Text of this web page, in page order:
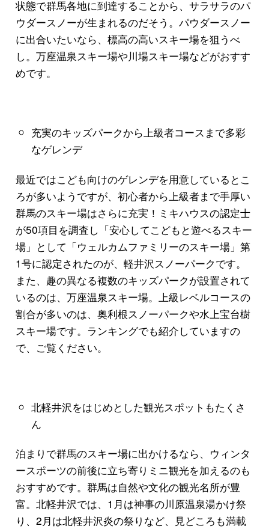
状態で群馬各地に到達することから、サラサラのパ
ウダースノーが生まれるのだそう。パウダースノー
に出合いたいなら、標高の高いスキー場を狙うべ
し。万座温泉スキー場や川場スキー場などがおすす
めです。
充実のキッズパークから上級者コースまで多彩
なゲレンデ
最近ではこども向けのゲレンデを用意しているとこ
ろが多いようですが、初心者から上級者まで手厚い
群馬のスキー場はさらに充実！ミキハウスの認定士
が50項目を調査し「安心してこどもと遊べるスキー
場」として「ウェルカムファミリーのスキー場」第
1号に認定されたのが、軽井沢スノーパークです。
また、趣の異なる複数のキッズパークが設置されて
いるのは、万座温泉スキー場。上級レベルコースの
割合が多いのは、奥利根スノーパークや水上宝台樹
スキー場です。ランキングでも紹介していますの
で、ご覧ください。
北軽井沢をはじめとした観光スポットもたくさ
ん
泊まりで群馬のスキー場に出かけるなら、ウィンタ
ースポーツの前後に立ち寄りミニ観光を加えるのも
おすすめです。群馬は自然や文化の観光名所が豊
富。北軽井沢では、1月は神事の川原温泉湯かけ祭
り、2月は北軽井沢炎の祭りなど、見どころも満載